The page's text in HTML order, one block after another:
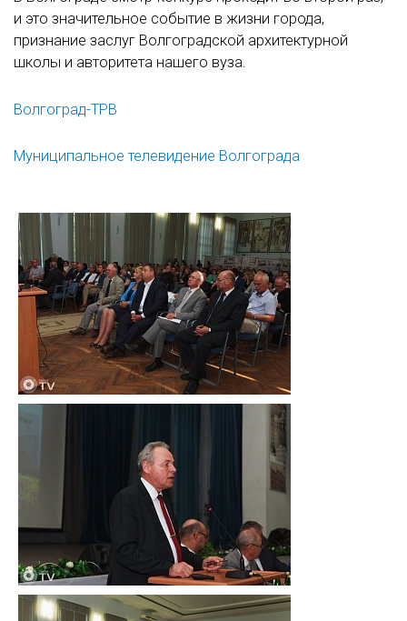
и это значительное событие в жизни города,
признание заслуг Волгоградской архитектурной
школы и авторитета нашего вуза.
Волгоград-ТРВ
Муниципальное телевидение Волгограда